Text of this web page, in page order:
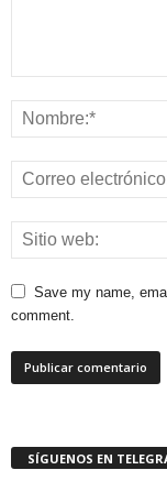
Save my name,
comment.
SÍGUENOS EN